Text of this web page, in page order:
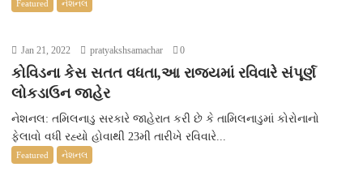
Featured નેશનલ
Jan 21, 2022 pratyakshsamachar 0
કોવિડના કેસ સતત વધતા,આ રાજ્યમાં રવિવારે સંપૂર્ણ
લોકડાઉન જાહેર
નેશનલ: તમિલનાડુ સરકારે જાહેરાત કરી છે કે તામિલનાડુમાં કોરોનાનો
ફેલાવો વધી રહ્યો હોવાથી 23મી તારીખે રવિવારે...
Featured નેશનલ